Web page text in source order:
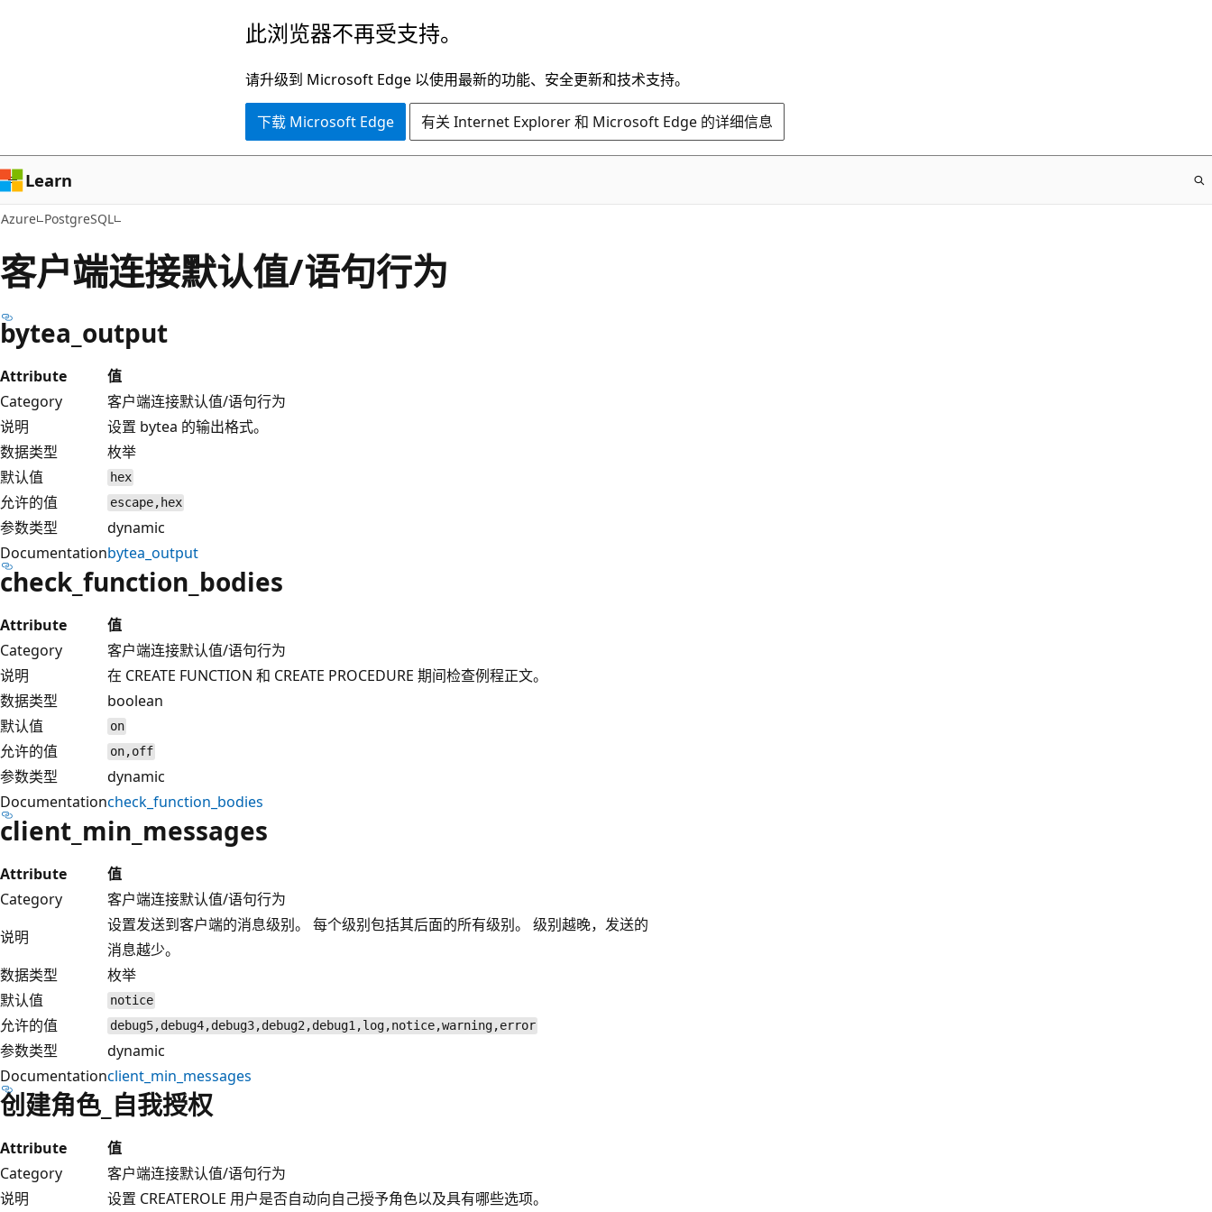
容
此浏览器不再受支持。
请升级到 Microsoft Edge 以使用最新的功能、安全更新和技术支持。
下载 Microsoft Edge 有关 Internet Explorer 和 Microsoft Edge 的详细信息
Learn
Azure PostgreSQL
客户端连接默认值/语句行为
bytea_output
Attribute
值
Category
客户端连接默认值/语句行为
说明
设置 bytea 的输出格式。
数据类型
枚举
默认值
hex
允许的值 escape,hex
参数类型
dynamic
Documentationbytea_output
check_function_bodies
Attribute
值
Category
客户端连接默认值/语句行为
说明
在 CREATE FUNCTION 和 CREATE PROCEDURE 期间检查例程正文。
数据类型
boolean
默认值
on
允许的值 on,off
参数类型
dynamic
Documentationcheck_function_bodies
client_min_messages
Attribute
值
Category
客户端连接默认值/语句行为
说明
设置发送到客户端的消息级别。 每个级别包括其后面的所有级别。 级别越晚，发送的
消息越少。
数据类型
枚举
默认值
notice
允许的值 debug5,debug4,debug3,debug2,debug1,log,notice,warning,error
参数类型
dynamic
Documentationclient_min_messages
创建角色_自我授权
Attribute
值
Category
客户端连接默认值/语句行为
说明
设置 CREATEROLE 用户是否自动向自己授予角色以及具有哪些选项。